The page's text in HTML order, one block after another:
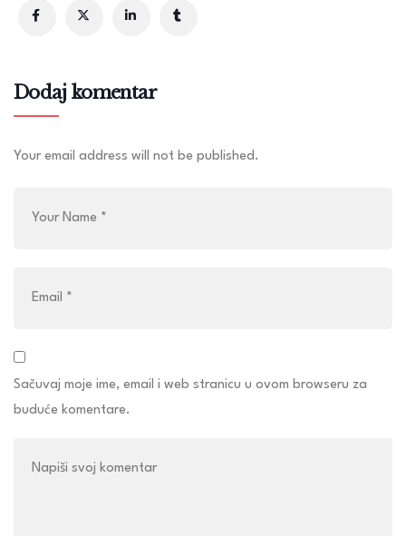
Dodaj komentar
Your email address will not be published.
Sačuvaj moje ime, email i web stranicu u ovom browseru za
buduće komentare.